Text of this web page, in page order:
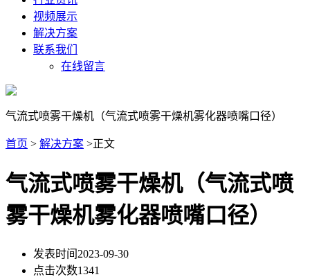
视频展示
解决方案
联系我们
在线留言
气流式喷雾干燥机（气流式喷雾干燥机雾化器喷嘴口径）
首页 > 解决方案 >正文
气流式喷雾干燥机（气流式喷
雾干燥机雾化器喷嘴口径）
发表时间 2023-09-30
点击次数1341